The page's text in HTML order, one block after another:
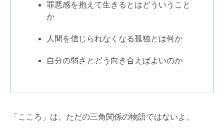
罪悪感を抱えて生きるとはどういうこと
か
人間を信じられなくなる孤独とは何か
自分の弱さとどう向き合えばよいのか
「こころ」は、ただの三角関係の物語ではないよ。